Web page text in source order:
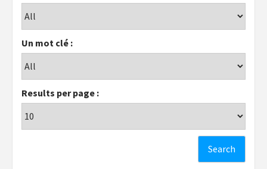
Un mot clé :
Results per page :